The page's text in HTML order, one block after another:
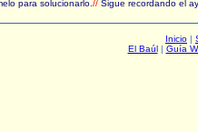
para solucionarlo. // Sigue recordando el
Inicio |
El Baúl| Guía